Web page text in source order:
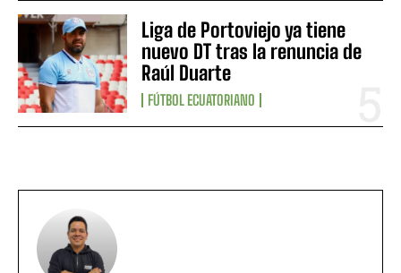
Liga de Portoviejo ya tiene
nuevo DT tras la renuncia de
Raúl Duarte
FÚTBOL ECUATORIANO